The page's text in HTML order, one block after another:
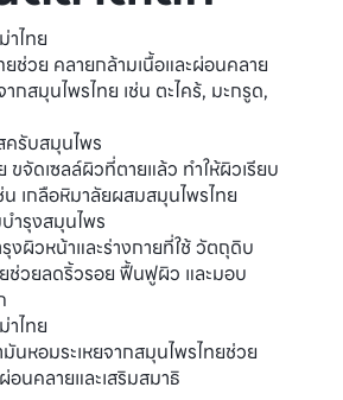
าไทย
ช่วย คลายกล้ามเนื้อและผ่อนคลาย
กสมุนไพรไทย เช่น ตะไคร้, มะกรูด,
ครับสมุนไพร
ขจัดเซลล์ผิวที่ตายแล้ว ทำให้ผิวเรียบ
น เกลือหิมาลัยผสมสมุนไพรไทย
ำรุงสมุนไพร
ผิวหน้าและร่างกายที่ใช้ วัตถุดิบ
ช่วยลดริ้วรอย ฟื้นฟูผิว และมอบ
าไทย
นหอมระเหยจากสมุนไพรไทยช่วย
อนคลายและเสริมสมาธิ